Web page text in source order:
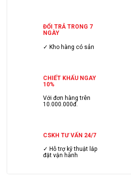
ĐỔI TRẢ TRONG 7
NGÀY
✓ Kho hàng có sẳn
CHIẾT KHẤU NGAY
10%
Với đơn hàng trên
10.000.000đ.
CSKH TƯ VẤN 24/7
✓ Hỗ trợ kỹ thuật lắp
đặt vận hành